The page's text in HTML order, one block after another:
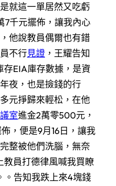
就這一單居然又吃虧
7千元擺佈，讓我內心
他說教員偶爾也有錯
不行見證 ，王耀告知
存EIA庫存數據，是資
夜，也是撿錢的行
元掙歸來輕松，在他
室進金2萬零500元，
，便是9月16日，讓我
整被他們洗腦，無奈
教員打德律風喊我買瞭
告知我跌上來4塊錢